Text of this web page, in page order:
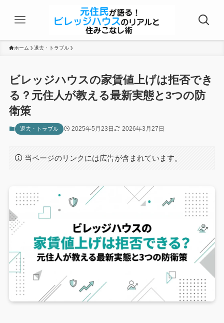
ホーム 退去・トラブル
ビレッジハウスの家賃値上げは拒否でき
る？元住人が教える最新実態と3つの防
衛策
退去・トラブル 2025年5月23日 2026年3月27日
当ページのリンクには広告が含まれています。